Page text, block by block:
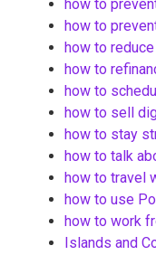
how to
how to
how to
how to
how to
how to sell
how to stay
how to talk
how to travel
how to use
how to work
Islands and